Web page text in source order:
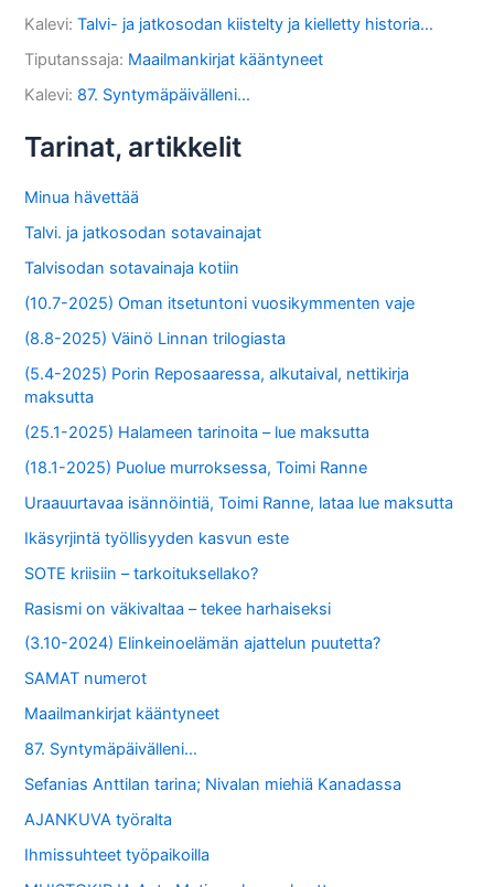
Kalevi:Talvi- ja jatkosodan kiistelty ja kielletty historia…
Tiputanssaja: Maailmankirjat kääntyneet
Kalevi: 87. Syntymäpäivälleni…
Tarinat, artikkelit
Minua hävettää
Talvi. ja jatkosodan sotavainajat
Talvisodan sotavainaja kotiin
(10.7-2025) Oman itsetuntoni vuosikymmenten vaje
(8.8-2025) Väinö Linnan trilogiasta
(5.4-2025) Porin Reposaaressa, alkutaival, nettikirja
maksutta
(25.1-2025) Halameen tarinoita – lue maksutta
(18.1-2025) Puolue murroksessa, Toimi Ranne
Uraauurtavaa isännöintiä, Toimi Ranne, lataa lue maksutta
Ikäsyrjintä työllisyyden kasvun este
SOTE kriisiin – tarkoituksellako?
Rasismi on väkivaltaa – tekee harhaiseksi
(3.10-2024) Elinkeinoelämän ajattelun puutetta?
SAMAT numerot
Maailmankirjat kääntyneet
87. Syntymäpäivälleni…
Sefanias Anttilan tarina; Nivalan miehiä Kanadassa
AJANKUVA työralta
Ihmissuhteet työpaikoilla